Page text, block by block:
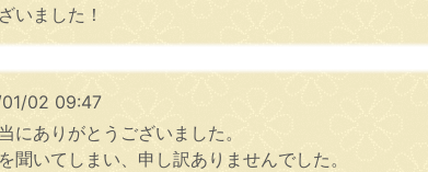
いました！
02 09:47
にありがとうございました。
聞いてしまい、申し訳ありませんでした。